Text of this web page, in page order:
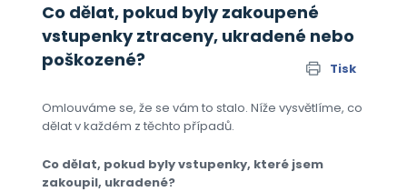
Co dělat, pokud byly zakoupené
vstupenky ztraceny, ukradené nebo
poškozené?
Tisk
Omlouváme se, že se vám to stalo. Níže vysvětlíme, co
dělat v každém z těchto případů.
Co dělat, pokud byly vstupenky, které jsem
zakoupil, ukradené?